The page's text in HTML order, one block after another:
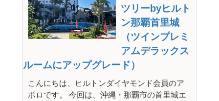
ツリーbyヒルト
ン那覇首里城
（ツインプレミ
アムデラックス
ルームにアップグレード）
こんにちは、ヒルトンダイヤモンド会員のア
ポロです。 今回は、沖縄・那覇市の首里城エ